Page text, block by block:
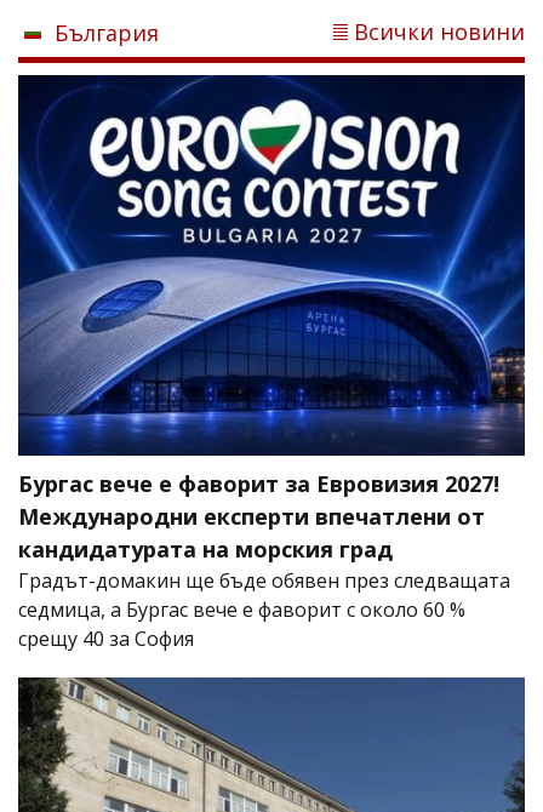
България Всички новини
Бургас вече е фаворит за Евровизия 2027!
Международни експерти впечатлени от
кандидатурата на морския град
Градът-домакин ще бъде обявен през следващата
седмица, а Бургас вече е фаворит с около 60 %
срещу 40 за София